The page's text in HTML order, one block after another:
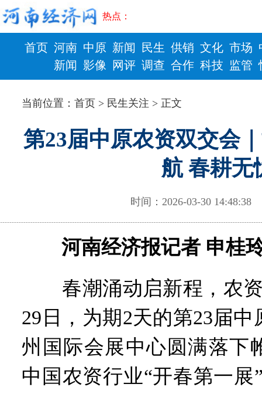
热点：
首页 河南
新闻
中原
影像
新闻
网评
民生
调查
供销
合作
文化
科技
市场
监管
财政 健康
当前位置：首页 > 民生关注 > 正文
第23届中原农资双交会
航 春耕无
时间：2026-03-30
河南经济报记者 申桂
春潮涌动启新程，农资
29日，为期2天的第23届
州国际会展中心圆满落下
中国农资行业“开春第一展